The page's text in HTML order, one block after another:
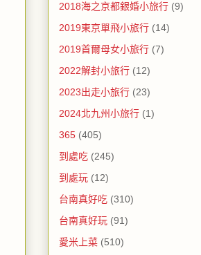
2018海之京都銀婚小旅行 (9)
2019東京單飛小旅行 (14)
2019首爾母女小旅行 (7)
2022解封小旅行 (12)
2023出走小旅行 (23)
2024北九州小旅行 (1)
365 (405)
到處吃 (245)
到處玩 (12)
台南真好吃 (310)
台南真好玩 (91)
愛米上菜 (510)